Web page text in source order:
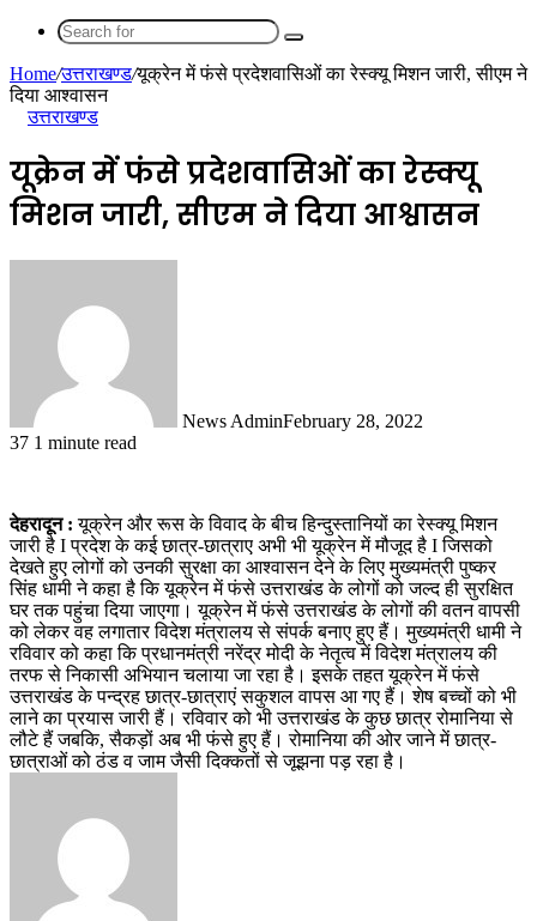
Search
for
Home/उत्तराखण्ड/यूक्रेन में फंसे प्रदेशवासिओं का रेस्क्यू मिशन जारी, सीएम ने
दिया आश्वासन
उत्तराखण्ड
यूक्रेन में फंसे प्रदेशवासिओं का रेस्क्यू
मिशन जारी, सीएम ने दिया आश्वासन
News AdminFebruary 28, 2022
37 1 minute read
देहरादून : यूक्रेन और रूस के विवाद के बीच हिन्दुस्तानियों का रेस्क्यू मिशन
जारी है I प्रदेश के कई छात्र-छात्राए अभी भी यूक्रेन में मौजूद है I जिसको
देखते हुए लोगों को उनकी सुरक्षा का आश्वासन देने के लिए मुख्यमंत्री पुष्कर
सिंह धामी ने कहा है कि यूक्रेन में फंसे उत्तराखंड के लोगों को जल्द ही सुरक्षित
घर तक पहुंचा दिया जाएगा। यूक्रेन में फंसे उत्तराखंड के लोगों की वतन वापसी
को लेकर वह लगातार विदेश मंत्रालय से संपर्क बनाए हुए हैं। मुख्यमंत्री धामी ने
रविवार को कहा कि प्रधानमंत्री नरेंद्र मोदी के नेतृत्व में विदेश मंत्रालय की
तरफ से निकासी अभियान चलाया जा रहा है। इसके तहत यूक्रेन में फंसे
उत्तराखंड के पन्द्रह छात्र-छात्राएं सकुशल वापस आ गए हैं। शेष बच्चों को भी
लाने का प्रयास जारी हैं। रविवार को भी उत्तराखंड के कुछ छात्र रोमानिया से
लौटे हैं जबकि, सैकड़ों अब भी फंसे हुए हैं। रोमानिया की ओर जाने में छात्र-
छात्राओं को ठंड व जाम जैसी दिक्कतों से जूझना पड़ रहा है।